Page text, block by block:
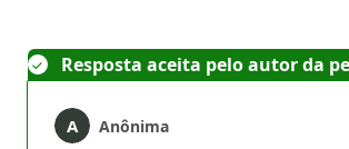
Resposta aceita pelo autor da
Anônima